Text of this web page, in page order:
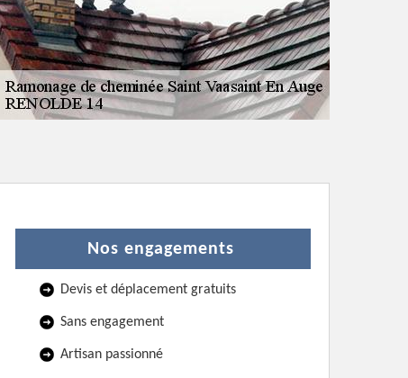
Nos engagements
Devis et déplacement gratuits
Sans engagement
Artisan passionné